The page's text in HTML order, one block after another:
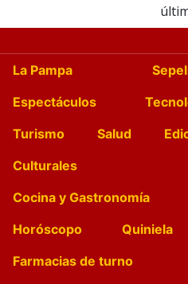
La Pampa
Espectáculos
Turismo
Salud
Culturales
Cocina y Gastronomía
Horóscopo
Quiniela
Farmacias de turno